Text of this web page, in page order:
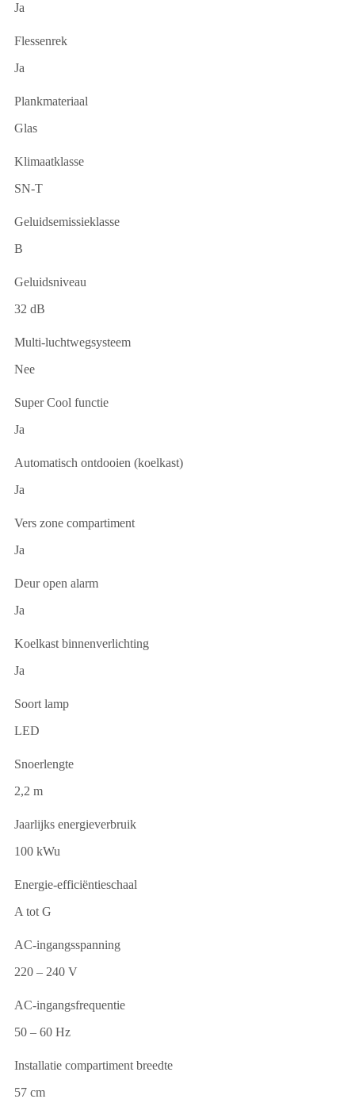
Ja
Flessenrek
Ja
Plankmateriaal
Glas
Klimaatklasse
SN-T
Geluidsemissieklasse
B
Geluidsniveau
32 dB
Multi-luchtwegsysteem
Nee
Super Cool functie
Ja
Automatisch ontdooien (koelkast)
Ja
Vers zone compartiment
Ja
Deur open alarm
Ja
Koelkast binnenverlichting
Ja
Soort lamp
LED
Snoerlengte
2,2 m
Jaarlijks energieverbruik
100 kWu
Energie-efficiëntieschaal
A tot G
AC-ingangsspanning
220 – 240 V
AC-ingangsfrequentie
50 – 60 Hz
Installatie compartiment breedte
57 cm